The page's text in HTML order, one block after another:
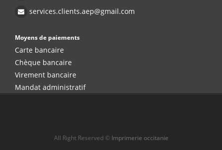
services.clients.aep@gmail.com
Moyens de paiements
Carte bancaire
Chèque bancaire
Virement bancaire
Mandat administratif
All Right Reserved © Imprimerie occitanie